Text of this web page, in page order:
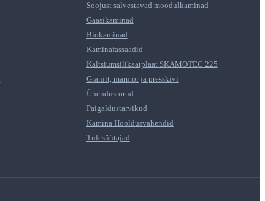
Soojust salvestavad moodulkaminad
Gaasikaminad
Biokaminad
Kaminafassaadid
Kaltsiumsilikaatplaat SKAMOTEC 225
Graniit, marmor ja presskivi
Ühendustorud
Paigaldustarvikud
Kamina Hooldusvahendid
Tulesüütajad